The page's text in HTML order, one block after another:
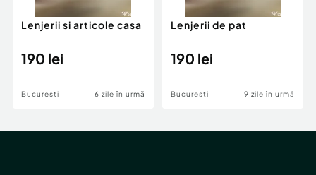
Lenjerii si articole casa
190 lei
Bucuresti 6 zile în urmă
Lenjerii de pat
190 lei
Bucuresti 9 zile în urmă